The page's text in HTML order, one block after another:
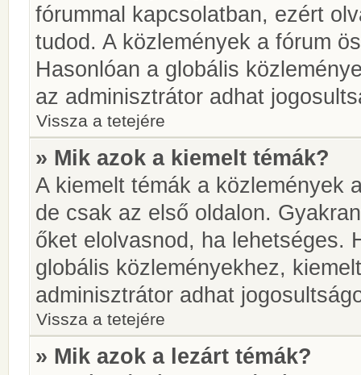
fórummal kapcsolatban, ezért
tudod. A közlemények a fórum
Hasonlóan a globális
az adminisztrátor adhat
Vissza a tetejére
» Mik azok a kiemelt témák?
A kiemelt témák a közlemények
de csak az első oldalon.
őket elolvasnod, ha lehetséges.
globális közleményekhez,
adminisztrátor adhat
Vissza a tetejére
» Mik azok a lezárt témák?